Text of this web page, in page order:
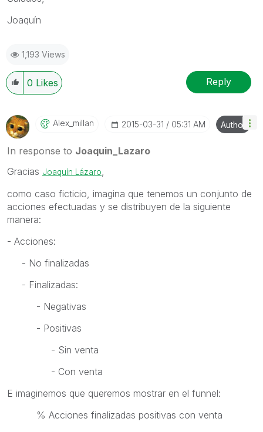
Joaquín
1,193 Views
0 Likes Reply
Alex_millan ‎2015-03-31 05:31 AM Author
In response to Joaquin_Lazaro
Gracias Joaquín Lázaro
como caso ficticio, imagina que tenemos un conjunto de
acciones efectuadas y se distribuyen de la siguiente
manera:
- Acciones:
- No finalizadas
- Finalizadas:
- Negativas
- Positivas
- Sin venta
- Con venta
E imaginemos que queremos mostrar en el funnel:
% Acciones finalizadas positivas con venta